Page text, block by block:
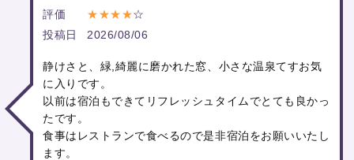
評価 ★★★★☆
投稿日
2026/08/06
静けさと、緑,綺麗に磨かれた窓、小さな温泉てすお気
に入りです。
以前は宿泊もできてリフレッシュタイムでとても良かっ
たです。
食事はレストランで食べるので是非宿泊をお願いいたし
ます。